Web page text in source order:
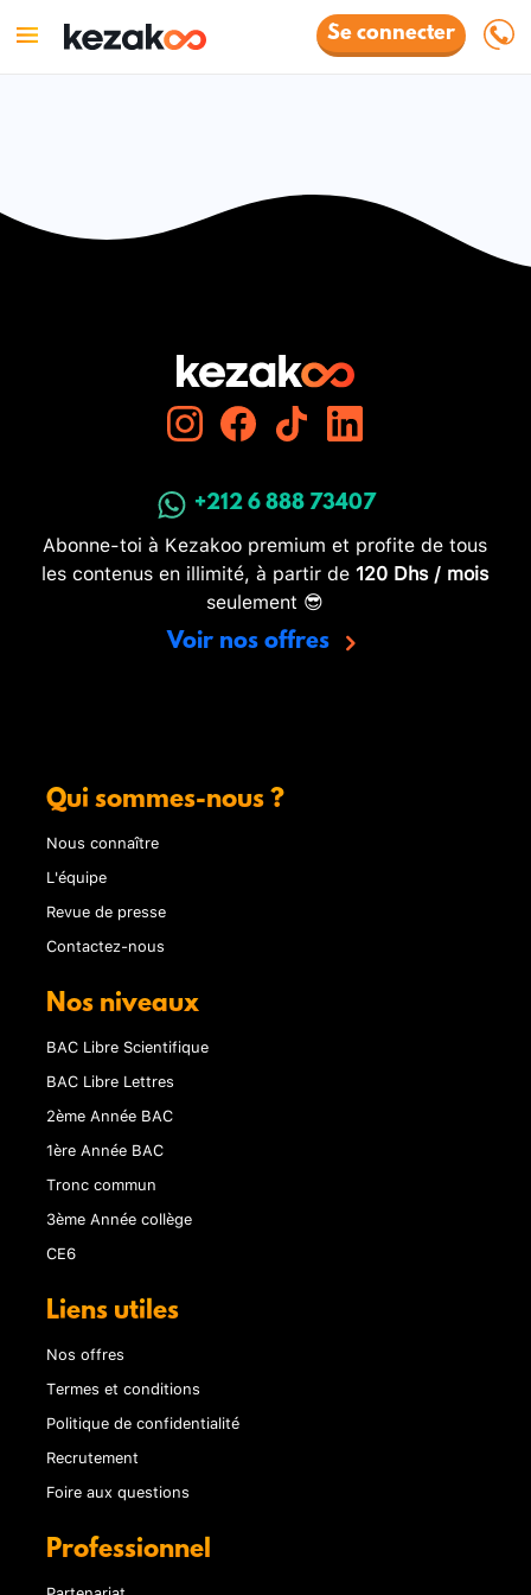
Se connecter
+212 6 888 73407
Abonne-toi à Kezakoo premium et profite de tous
les contenus en illimité, à partir de 120 Dhs / mois
seulement 😎
Voir nos offres
Qui sommes-nous ?
Nous connaître
L'équipe
Revue de presse
Contactez-nous
Nos niveaux
BAC Libre Scientifique
BAC Libre Lettres
2ème Année BAC
1ère Année BAC
Tronc commun
3ème Année collège
CE6
Liens utiles
Nos offres
Termes et conditions
Politique de confidentialité
Recrutement
Foire aux questions
Professionnel